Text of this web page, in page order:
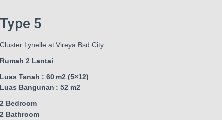
Type 5
Cluster Lynelle at Vireya Bsd City
Rumah 2 Lantai
Luas Tanah : 60 m2 (5×12)
Luas Bangunan : 52 m2
2 Bedroom
2 Bathroom